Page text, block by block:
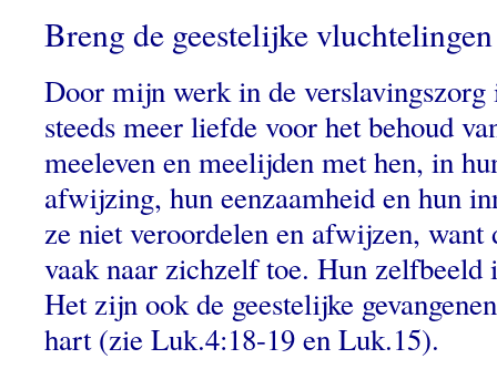
Breng de geestelijke
Door mijn werk in de
steeds meer liefde voor het behoud
meeleven en meelijden met hen, in
afwijzing, hun eenzaamheid en hun
ze niet veroordelen en afwijzen, want
vaak naar zichzelf toe. Hun zelfbeeld
Het zijn ook de geestelijke
hart (zie Luk.4:18-19 en Luk.15).